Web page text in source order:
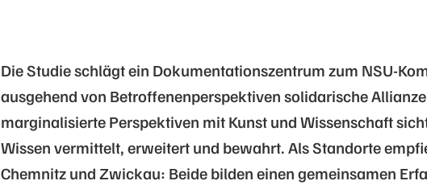
Die Studie schlägt ein Dokumentationszentrum zum NSU-
ausgehend von Betroffenenperspektiven solidarische
marginalisierte Perspektiven mit Kunst und Wissenschaft
Wissen vermittelt, erweitert und bewahrt. Als Standorte
Chemnitz und Zwickau: Beide bilden einen gemeinsamen